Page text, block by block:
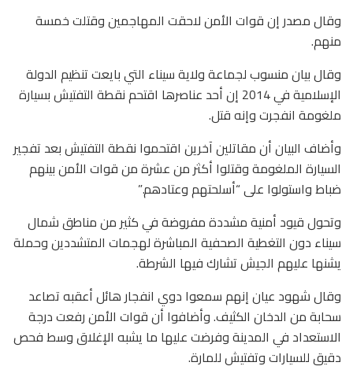
وقال مصدر إن قوات الأمن لاحقت المهاجمين وقتلت خمسة
منهم.
وقال بيان منسوب لجماعة ولاية سيناء التي بايعت تنظيم الدولة
الإسلامية في 2014 إن أحد عناصرها اقتحم نقطة التفتيش بسيارة
ملغومة انفجرت وإنه قتل.
وأضاف البيان أن مقاتلين آخرين اقتحموا نقطة التفتيش بعد تفجير
السيارة الملغومة وقتلوا أكثر من عشرة من قوات الأمن بينهم
ضباط واستولوا على “أسلحتهم وعتادهم.”
وتحول قيود أمنية مشددة مفروضة في كثير من مناطق شمال
سيناء دون التغطية الصحفية المباشرة لهجمات المتشددين وحملة
يشنها عليهم الجيش تشارك فيها الشرطة.
وقال شهود عيان إنهم سمعوا دوي انفجار هائل أعقبه تصاعد
سحابة من الدخان الكثيف. وأضافوا أن قوات الأمن رفعت درجة
الاستعداد في المدينة وفرضت عليها ما يشبه الإغلاق وسط فحص
دقيق للسيارات وتفتيش للمارة.